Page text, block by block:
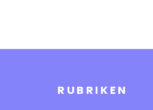
RUBRIKEN